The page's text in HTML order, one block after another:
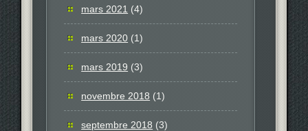
mars 2021 (4)
mars 2020 (1)
mars 2019 (3)
novembre 2018 (1)
septembre 2018 (3)